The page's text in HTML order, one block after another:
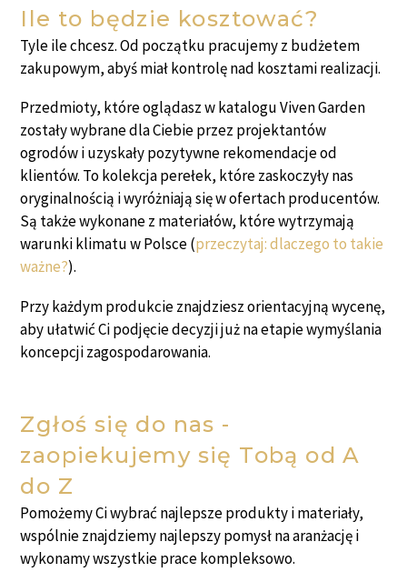
Ile to będzie kosztować?
Tyle ile chcesz. Od początku pracujemy z budżetem
zakupowym, abyś miał kontrolę nad kosztami realizacji.
Przedmioty, które oglądasz w katalogu Viven Garden
zostały wybrane dla Ciebie przez projektantów
ogrodów i uzyskały pozytywne rekomendacje od
klientów. To kolekcja perełek, które zaskoczyły nas
oryginalnością i wyróżniają się w ofertach producentów.
Są także wykonane z materiałów, które wytrzymają
warunki klimatu w Polsce (przeczytaj: dlaczego to takie
ważne?).
Przy każdym produkcie znajdziesz orientacyjną wycenę,
aby ułatwić Ci podjęcie decyzji już na etapie wymyślania
koncepcji zagospodarowania.
Zgłoś się do nas -
zaopiekujemy się Tobą od A
do Z
Pomożemy Ci wybrać najlepsze produkty i materiały,
wspólnie znajdziemy najlepszy pomysł na aranżację i
wykonamy wszystkie prace kompleksowo.